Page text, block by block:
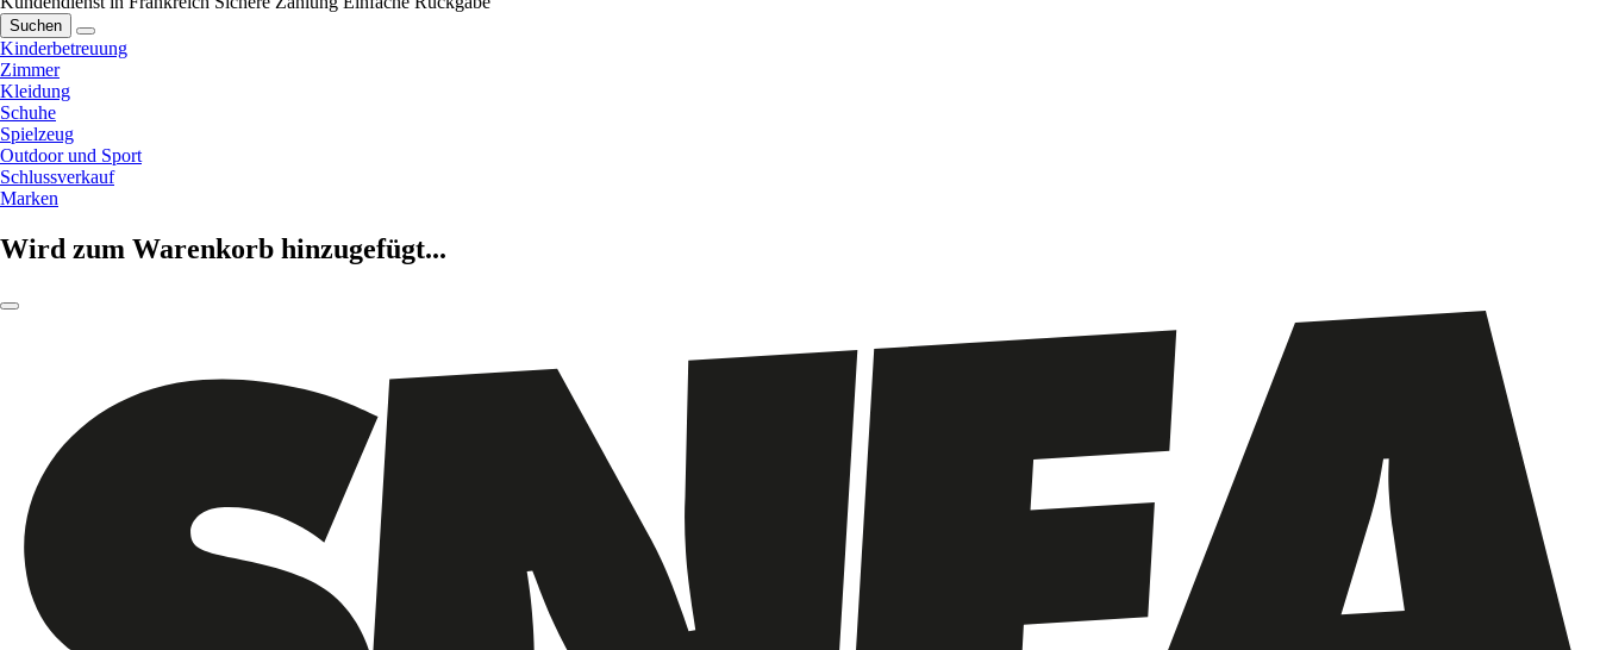
Suchen
Kinderbetreuung
Zimmer
Kleidung
Schuhe
Spielzeug
Outdoor und Sport
Schlussverkauf
Marken
Wird zum Warenkorb hinzugefügt...